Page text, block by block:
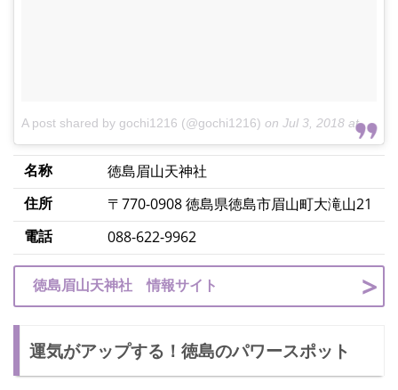
A post shared by gochi1216 (@gochi1216) on Jul 3, 2018 at 4:10pm PDT
名称
徳島眉山天神社
住所
〒770-0908 徳島県徳島市眉山町大滝山21
電話
088-622-9962
徳島眉山天神社 情報サイト
運気がアップする！徳島のパワースポット